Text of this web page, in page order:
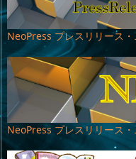
NeoPress プレスリリース
NeoPress プレスリリース